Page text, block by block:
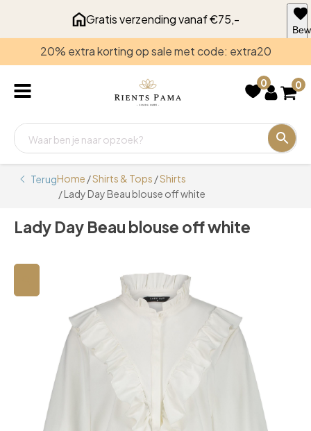
Gratis verzending vanaf €75,-
20% extra korting op sale met code: extra20
0 0
TerugHome /Shirts & Tops /Shirts
/ Lady Day Beau blouse off white
Lady Day Beau blouse off white
voor